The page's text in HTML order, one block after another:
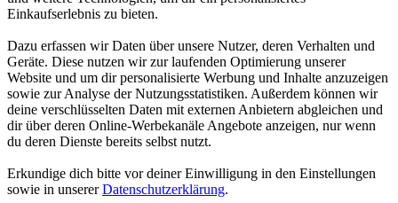
Einkaufserlebnis zu bieten.
Dazu erfassen wir Daten über unsere Nutzer, deren Verhalten und
Geräte. Diese nutzen wir zur laufenden Optimierung unserer
Website und um dir personalisierte Werbung und Inhalte anzuzeigen
sowie zur Analyse der Nutzungsstatistiken. Außerdem können wir
deine verschlüsselten Daten mit externen Anbietern abgleichen und
dir über deren Online-Werbekanäle Angebote anzeigen, nur wenn
du deren Dienste bereits selbst nutzt.
Erkundige dich bitte vor deiner Einwilligung in den Einstellungen
sowie in unsererDatenschutzerklärung.